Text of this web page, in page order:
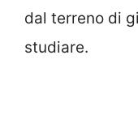
dal terreno di
studiare.